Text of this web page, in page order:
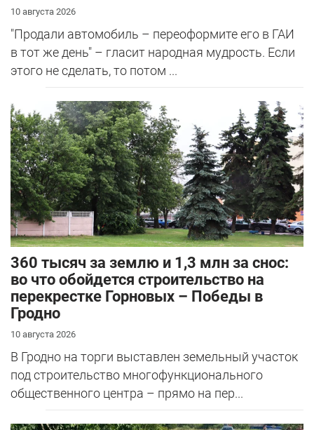
10 августа 2026
"Продали автомобиль – переоформите его в ГАИ
в тот же день" – гласит народная мудрость. Если
этого не сделать, то потом ...
360 тысяч за землю и 1,3 млн за снос:
во что обойдется строительство на
перекрестке Горновых – Победы в
Гродно
10 августа 2026
В Гродно на торги выставлен земельный участок
под строительство многофункционального
общественного центра – прямо на пер...